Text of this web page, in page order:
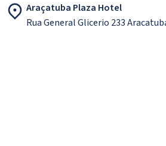
Araçatuba Plaza Hotel
Rua General Glicerio 233